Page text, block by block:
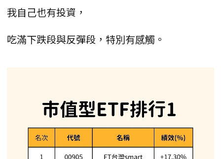
我自己也有投資，
吃滿下跌段與反彈段，特別有感觸。